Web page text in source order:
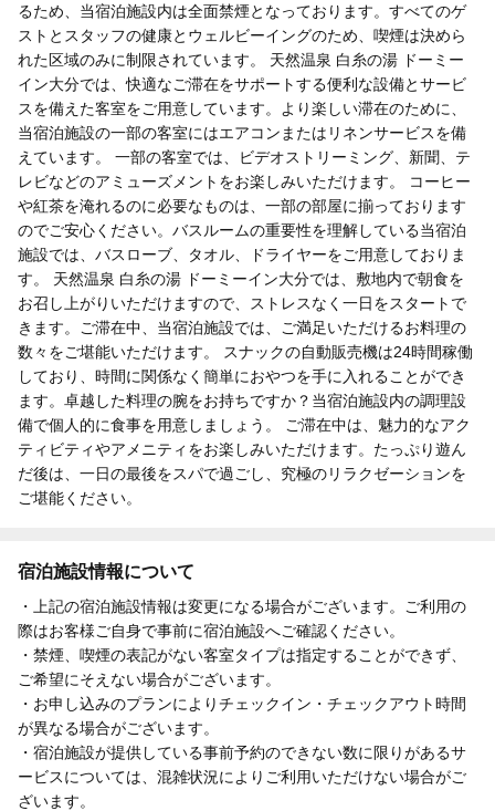
るため、当宿泊施設内は全面禁煙となっております。すべてのゲ
ストとスタッフの健康とウェルビーイングのため、喫煙は決めら
れた区域のみに制限されています。 天然温泉 白糸の湯 ドーミー
イン大分では、快適なご滞在をサポートする便利な設備とサービ
スを備えた客室をご用意しています。より楽しい滞在のために、
当宿泊施設の一部の客室にはエアコンまたはリネンサービスを備
えています。 一部の客室では、ビデオストリーミング、新聞、テ
レビなどのアミューズメントをお楽しみいただけます。 コーヒー
や紅茶を淹れるのに必要なものは、一部の部屋に揃っております
のでご安心ください。バスルームの重要性を理解している当宿泊
施設では、バスローブ、タオル、ドライヤーをご用意しておりま
す。 天然温泉 白糸の湯 ドーミーイン大分では、敷地内で朝食を
お召し上がりいただけますので、ストレスなく一日をスタートで
きます。ご滞在中、当宿泊施設では、ご満足いただけるお料理の
数々をご堪能いただけます。 スナックの自動販売機は24時間稼働
しており、時間に関係なく簡単におやつを手に入れることができ
ます。卓越した料理の腕をお持ちですか？当宿泊施設内の調理設
備で個人的に食事を用意しましょう。 ご滞在中は、魅力的なアク
ティビティやアメニティをお楽しみいただけます。たっぷり遊ん
だ後は、一日の最後をスパで過ごし、究極のリラクゼーションを
ご堪能ください。
宿泊施設情報について
・上記の宿泊施設情報は変更になる場合がございます。ご利用の
際はお客様ご自身で事前に宿泊施設へご確認ください。
・禁煙、喫煙の表記がない客室タイプは指定することができず、
ご希望にそえない場合がございます。
・お申し込みのプランによりチェックイン・チェックアウト時間
が異なる場合がございます。
・宿泊施設が提供している事前予約のできない数に限りがあるサ
ービスについては、混雑状況によりご利用いただけない場合がご
ざいます。